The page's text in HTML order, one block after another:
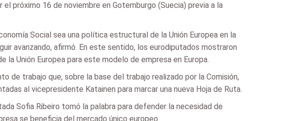
próximo 16 de noviembre en Gotemburgo (Suecia) previa a la
Social sea una política estructural de la Unión Europea en la
avanzando, afirmó. En este sentido, los eurodiputados mostraron
Unión Europea para este modelo de empresa en Europa.
de trabajo que, sobre la base del trabajo realizado por la Comisión,
al vicepresidente Katainen para marcar una nueva Hoja de Ruta.
Sofia Ribeiro tomó la palabra para defender la necesidad de
se beneficia del mercado único europeo.